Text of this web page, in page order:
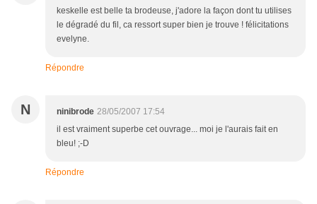
keskelle est belle ta brodeuse, j'adore la façon dont tu utilises
le dégradé du fil, ca ressort super bien je trouve ! félicitations
evelyne.
Répondre
N ninibrode 28/05/2007 17:54
il est vraiment superbe cet ouvrage... moi je l'aurais fait en
bleu! ;-D
Répondre